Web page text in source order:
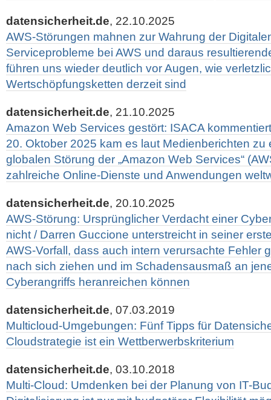
datensicherheit.de, 22.10.2025
AWS-Störungen mahnen zur Wahrung der
Serviceprobleme bei AWS und daraus
führen uns wieder deutlich vor Augen, wie
Wertschöpfungsketten derzeit sind
datensicherheit.de, 21.10.2025
Amazon Web Services gestört: ISACA
20. Oktober 2025 kam es laut Medienberichten zu
globalen Störung der „Amazon Web Services“
zahlreiche Online-Dienste und Anwendungen
datensicherheit.de, 20.10.2025
AWS-Störung: Ursprünglicher Verdacht einer
nicht / Darren Guccione unterstreicht in seiner
AWS-Vorfall, dass auch intern verursachte Fehler
nach sich ziehen und im Schadensausmaß an
Cyberangriffs heranreichen können
datensicherheit.de, 07.03.2019
Multicloud-Umgebungen: Fünf Tipps für
Cloudstrategie ist ein Wettberwerbskriterium
datensicherheit.de, 03.10.2018
Multi-Cloud: Umdenken bei der Planung von IT-